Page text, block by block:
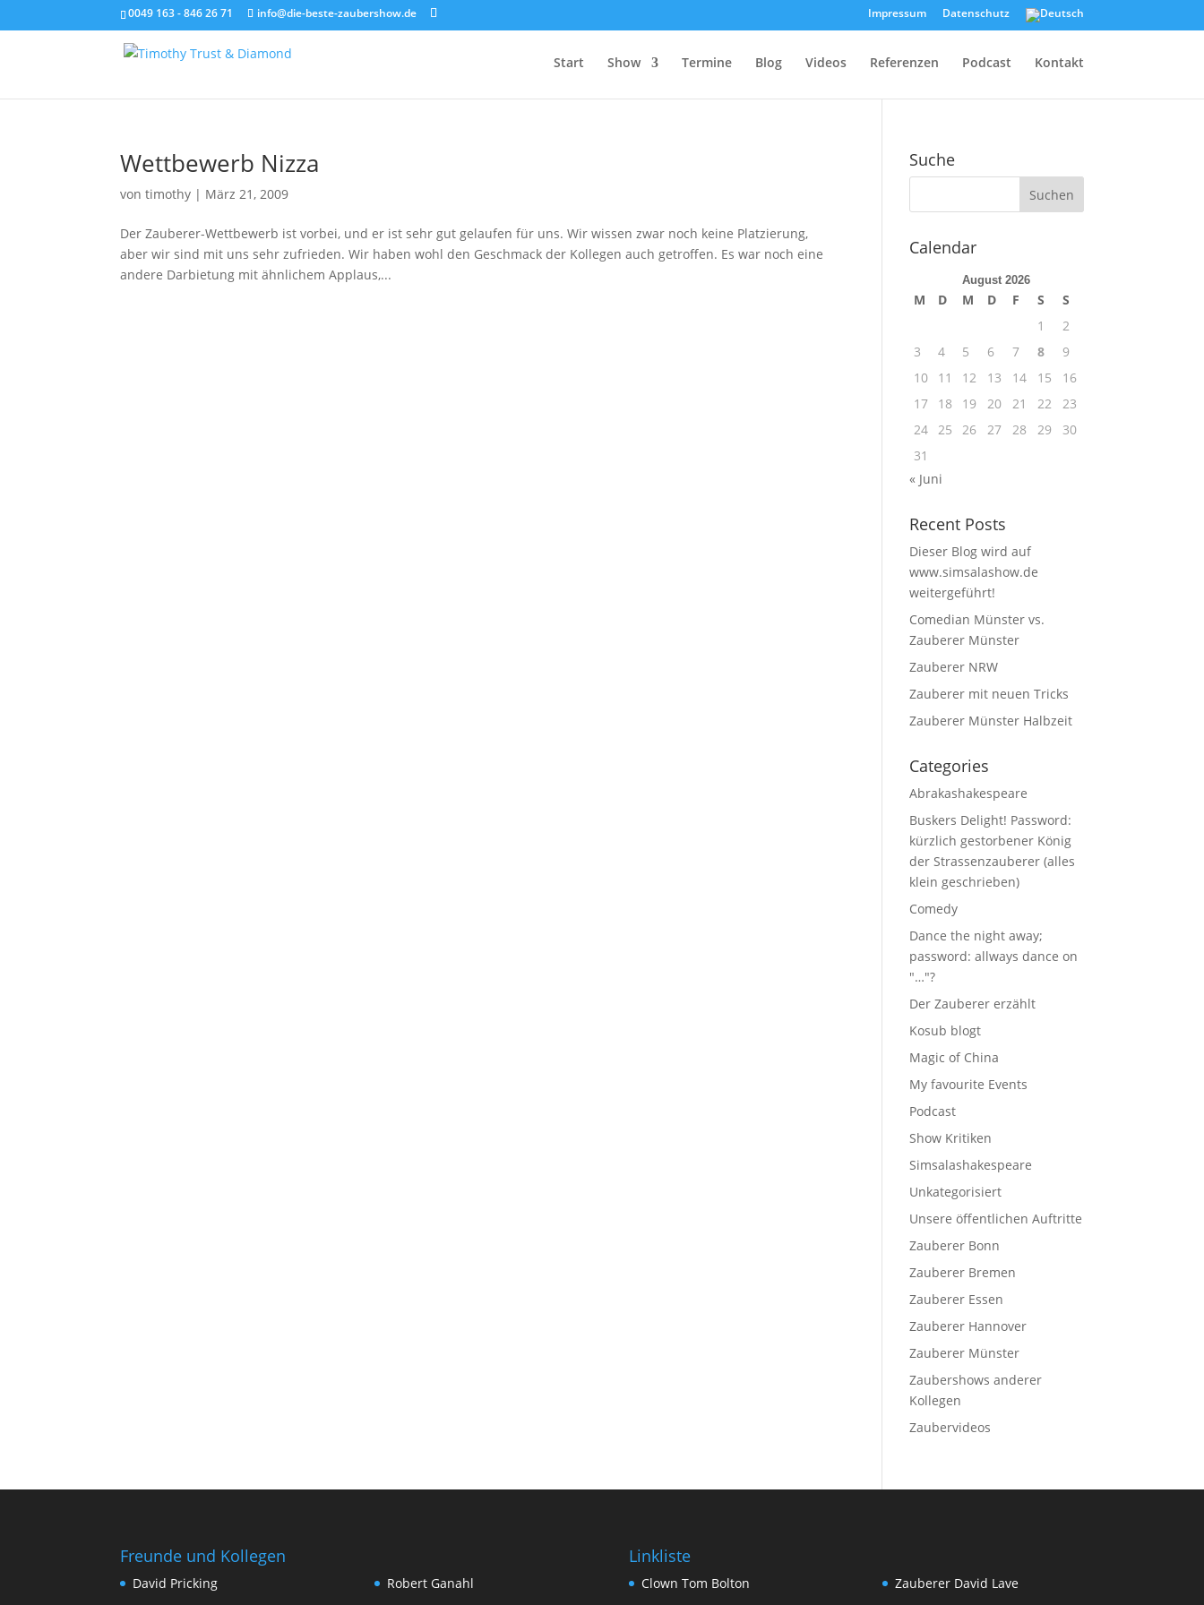
0049 163 - 846 26 71 info@die-beste-zaubershow.de Impressum Datenschutz
Start Show Termine Blog Videos Referenzen Podcast Kontakt
Wettbewerb Nizza
vontimothy | März 21, 2009
Der Zauberer-Wettbewerb ist vorbei, und er ist sehr gut gelaufen für uns. Wir wissen zwar noch keine Platzierung,
aber wir sind mit uns sehr zufrieden. Wir haben wohl den Geschmack der Kollegen auch getroffen. Es war noch eine
andere Darbietung mit ähnlichem Applaus,...
Suche
Calendar
August 2026
M D M D F S
S
1
2
3
4 5 6 7 8
9
10
11 12 13 14 15
16
17
18 19 20 21 22
23
24 25 26 27 28 29
30
31
« Juni
Recent Posts
Dieser Blog wird auf
www.simsalashow.de
weitergeführt!
Comedian Münster vs.
Zauberer Münster
Zauberer NRW
Zauberer mit neuen Tricks
Zauberer Münster Halbzeit
Categories
Abrakashakespeare
Buskers Delight! Password:
kürzlich gestorbener König
der Strassenzauberer (alles
klein geschrieben)
Comedy
Dance the night away;
password: allways dance on
"…"?
Der Zauberer erzählt
Kosub blogt
Magic of China
My favourite Events
Podcast
Show Kritiken
Simsalashakespeare
Unkategorisiert
Unsere öffentlichen Auftritte
Zauberer Bonn
Zauberer Bremen
Zauberer Essen
Zauberer Hannover
Zauberer Münster
Zaubershows anderer
Kollegen
Zaubervideos
Freunde und Kollegen
David Pricking
Robert Ganahl
Linkliste
Clown Tom Bolton
Zauberer David Lave